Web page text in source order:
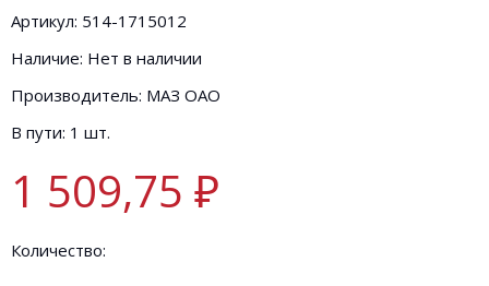
Артикул: 514-1715012
Наличие: Нет в наличии
Производитель: МАЗ ОАО
В пути: 1 шт.
1 509,75 ₽
Количество: